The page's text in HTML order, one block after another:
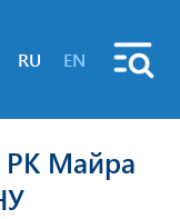
RU EN
РК Майра